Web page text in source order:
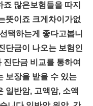
많은보험들을 따지
뜻이죠 크게차이가없
택하는게 좋다고봅니
단금이 나오는 보험인
단금 비교를 통하여
보장을 받을 수 있는
일반암, 고액암, 소액